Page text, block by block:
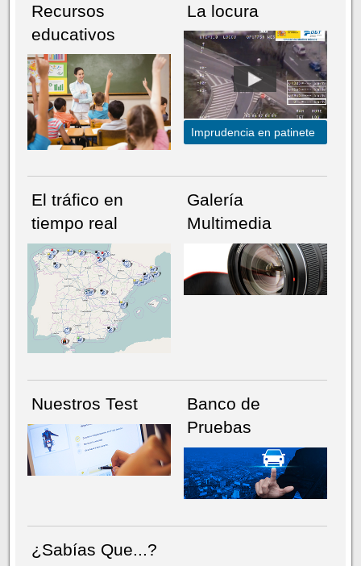
NÚMERO ACTUALHEMEROTECA
Recursos
educativos
La locura
Imprudencia en patinete
El tráfico en
tiempo real
Galería
Multimedia
Nuestros Test
Banco de
Pruebas
¿Sabías Que...?